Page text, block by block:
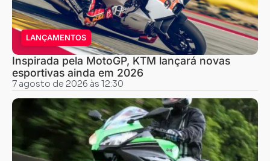
LANÇAMENTOS
Inspirada pela MotoGP, KTM lançará novas
esportivas ainda em 2026
7 agosto de 2026 às 12:30